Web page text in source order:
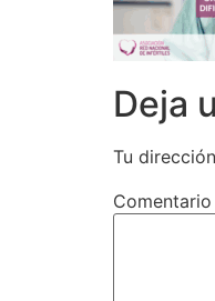
Deja
Tu
Comentario